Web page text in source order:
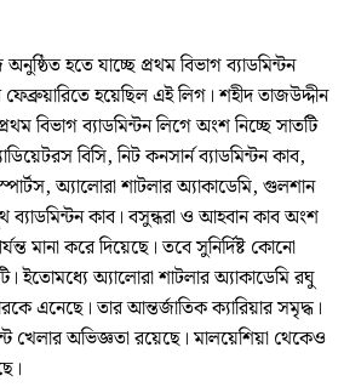
হতে যাচ্ছে প্রথম বিভাগ ব্যাডমিন্টন
হয়েছিল এই লিগ। শহীদ তাজউদ্দীন
বিভাগ ব্যাডমিন্টন লিগে অংশ নিচ্ছে সাতটি
বিসি, নিট কনসার্ন ব্যাডমিন্টন কাব,
স্পোর্টস, অ্যালোরা শাটলার অ্যাকাডেমি, গুলশান
ব্যাডমিন্টন কাব। বসুন্ধরা ও আহবান কাব অংশ
মানা করে দিয়েছে। তবে সুনির্দিষ্ট কোনো
ইতোমধ্যে অ্যালোরা শাটলার অ্যাকাডেমি রঘু
এনেছে। তার আন্তর্জাতিক ক্যারিয়ার সমৃদ্ধ।
খেলার অভিজ্ঞতা রয়েছে। মালয়েশিয়া থেকেও